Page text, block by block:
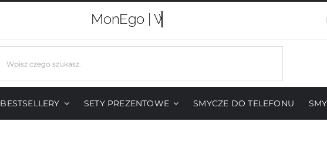
BESTSELLERY SETY PREZENTOWE SMYCZE DO TELEFONU